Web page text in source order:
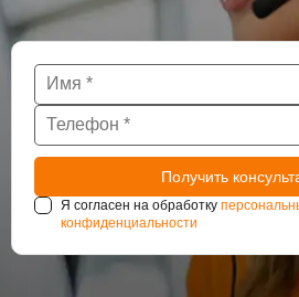
Я согласен на обработку
конфиденциальности